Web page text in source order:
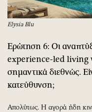
Elysia Blu
Ερώτηση 6: Οι
experience-led living
σημαντικά διεθνώς.
κατεύθυνση;
Απολύτως. Η αγορά ήδη